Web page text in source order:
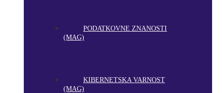
PODATKOVNE ZNANOSTI
(MAG)
KIBERNETSKA VARNOST
(MAG)